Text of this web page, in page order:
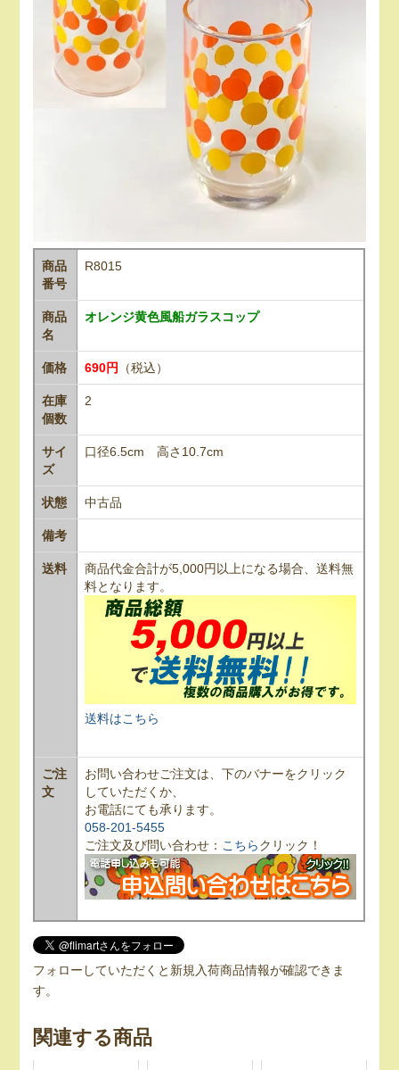
商品
番号
R8015
商品
名
オレンジ黄色風船ガラスコップ
価格 690円 （税込）
在庫
個数
2
サイ
ズ
口径6.5cm 高さ10.7cm
状態 中古品
備考
送料
商品代金合計が5,000円以上になる場合、送料無
料となります。
送料はこちら
ご注
文
お問い合わせご注文は、下のバナーをクリック
していただくか、
お電話にても承ります。
058-201-5455
ご注文及び問い合わせ： こちらクリック！
フォローしていただくと新規入荷商品情報が確認できま
す。
関連する商品